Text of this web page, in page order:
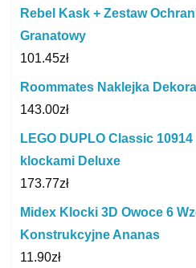
Rebel Kask + Zestaw
Granatowy
101.45zł
Roommates Naklejka
143.00zł
LEGO DUPLO Classic 10914
klockami Deluxe
173.77zł
Midex Klocki 3D Owoce 6
Konstrukcyjne Ananas
11.90zł